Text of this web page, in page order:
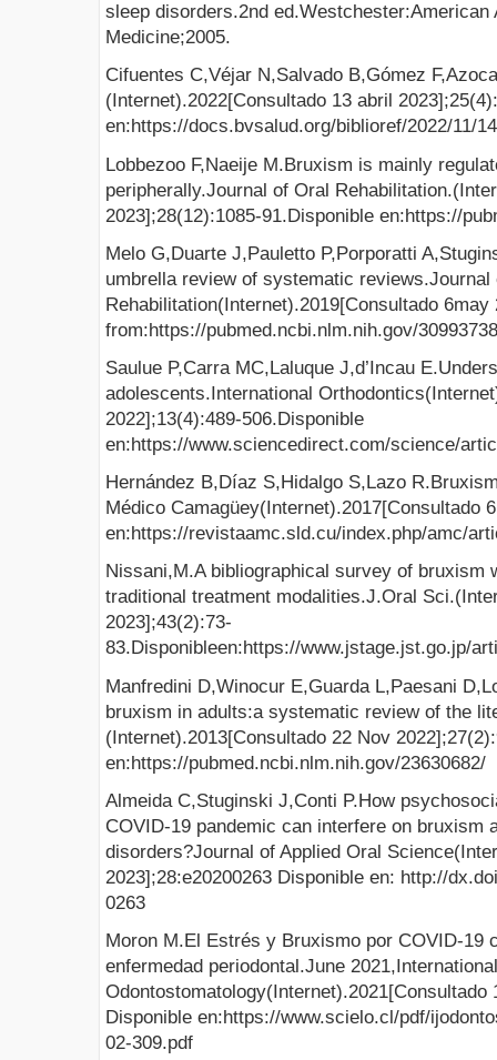
sleep disorders.2nd ed.Westchester:American
Medicine;2005.
Cifuentes C,Véjar N,Salvado B,Gómez
(Internet).2022[Consultado 13 abril
en:https://docs.bvsalud.org/biblioref/2022/11/
Lobbezoo F,Naeije M.Bruxism is mainly
peripherally.Journal of Oral
2023];28(12):1085-91.Disponible en:https://
Melo G,Duarte J,Pauletto P,Porporatti
umbrella review of systematic reviews.Journal
Rehabilitation(Internet).2019[Consultado
from:https://pubmed.ncbi.nlm.nih.gov/
Saulue P,Carra MC,Laluque J,d’Incau
adolescents.International
2022];13(4):489-506.Disponible
en:https://www.sciencedirect.com/science/
Hernández B,Díaz S,Hidalgo S,Lazo
Médico Camagüey(Internet).2017[Consultado
en:https://revistaamc.sld.cu/index.php/amc/
Nissani,M.A bibliographical survey of bruxism
traditional treatment modalities.J.Oral
2023];43(2):73-
83.Disponibleen:https://www.jstage.jst.go.jp/
Manfredini D,Winocur E,Guarda L,Paesani
bruxism in adults:a systematic review of the
(Internet).2013[Consultado 22 Nov
en:https://pubmed.ncbi.nlm.nih.gov/23630682/
Almeida C,Stuginski J,Conti P.How
COVID-19 pandemic can interfere on bruxism
disorders?Journal of Applied Oral
2023];28:e20200263 Disponible en: http://
0263
Moron M.El Estrés y Bruxismo por COVID-19
enfermedad periodontal.June
Odontostomatology(Internet).2021[Consultado
Disponible en:https://www.scielo.cl/pdf/
02-309.pdf